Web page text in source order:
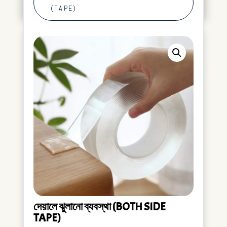
(TAPE)
দেয়ালে ঝুলানো ব্যবস্থা (BOTH SIDE
TAPE)